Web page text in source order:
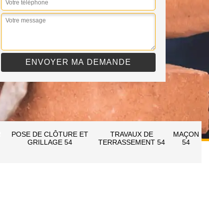
POSE DE CLÔTURE ET
GRILLAGE 54
TRAVAUX DE
TERRASSEMENT 54
MAÇON
54